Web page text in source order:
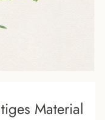
Material